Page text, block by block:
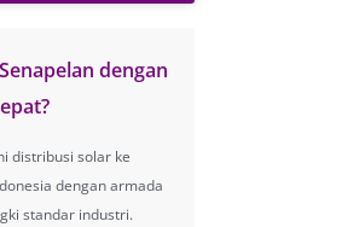
dengan
distribusi solar ke
dengan armada
standar industri.